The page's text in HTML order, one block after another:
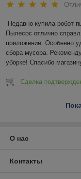
Недавно купила робот-
Пылесос отлично
приложение. Особенно
сбора мусора.
уборке! Спасибо
Сделка
О нас
Контакты